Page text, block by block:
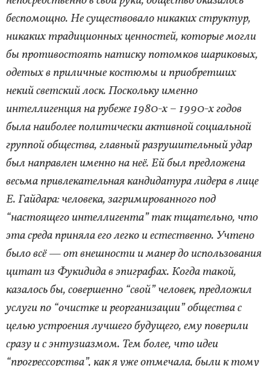
беспомощно. Не существовало никаких структур,
никаких традиционных ценностей, которые могли
бы противостоять натиску потомков шариковых,
одетых в приличные костюмы и приобретших
некий светский лоск. Поскольку именно
интеллигенция на рубеже 1980-х – 1990-х годов
была наиболее политически активной социальной
группой общества, главный разрушительный удар
был направлен именно на неё. Ей был предложена
весьма привлекательная кандидатура лидера в лице
Е. Гайдара: человека, загримированного под
“настоящего интеллигента” так тщательно, что
эта среда приняла его легко и естественно. Учтено
было всё — от внешности и манер до использования
цитат из Фукидида в эпиграфах. Когда такой,
казалось бы, совершенно “свой” человек, предложил
услуги по “очистке и реорганизации” общества с
целью устроения лучшего будущего, ему поверили
сразу и с энтузиазмом. Тем более, что идеи
“прогрессорства”, как я уже отмечала, были к тому